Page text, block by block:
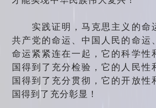
实践证明，马克思主义的命
共产党的命运、中国人民的命运
命运紧紧连在一起，它的科学性
国得到了充分检验，它的人民性
国得到了充分贯彻，它的开放性
国得到了充分彰显！